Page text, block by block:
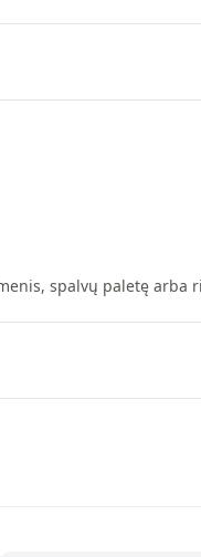
spalvų paletę